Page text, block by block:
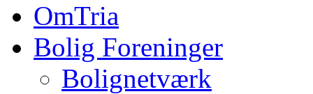
OmTria
Bolig Foreninger
Bolignetværk